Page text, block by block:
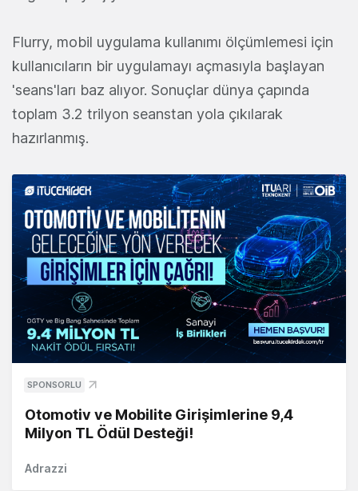
Flurry, mobil uygulama kullanımı ölçümlemesi için
kullanıcıların bir uygulamayı açmasıyla başlayan
'seans'ları baz alıyor. Sonuçlar dünya çapında
toplam 3.2 trilyon seanstan yola çıkılarak
hazırlanmış.
SPONSORLU
Otomotiv ve Mobilite Girişimlerine 9,4
Milyon TL Ödül Desteği!
Adrazzi